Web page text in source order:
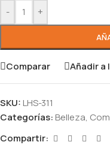
- +
Comparar Añadir a
SKU:LHS-311
Categorías:Belleza,
Compartir: